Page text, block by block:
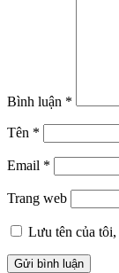
Bình luận *
Tên *
Email *
Trang web
Lưu tên của